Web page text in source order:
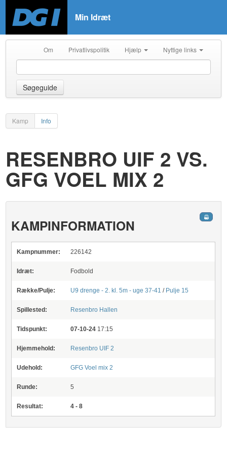
Min Idræt
Om Privatlivspolitik Hjælp Nyttige links
Søgeguide
Kamp Info
RESENBRO UIF 2 VS.
GFG VOEL MIX 2
KAMPINFORMATION
Kampnummer: 226142
Idræt: Fodbold
Række/Pulje: U9 drenge - 2. kl. 5m - uge 37-41 / Pulje 15
Spillested: Resenbro Hallen
Tidspunkt: 07-10-24 17:15
Hjemmehold: Resenbro UIF 2
Udehold: GFG Voel mix 2
Runde: 5
Resultat: 4 - 8